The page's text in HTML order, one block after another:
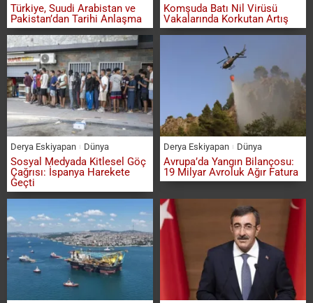
Türkiye, Suudi Arabistan ve
Pakistan’dan Tarihi Anlaşma
Komşuda Batı Nil Virüsü
Vakalarında Korkutan Artış
Derya Eskiyapan Dünya
Sosyal Medyada Kitlesel Göç
Çağrısı: İspanya Harekete
Geçti
Derya Eskiyapan Dünya
Avrupa’da Yangın Bilançosu:
19 Milyar Avroluk Ağır Fatura